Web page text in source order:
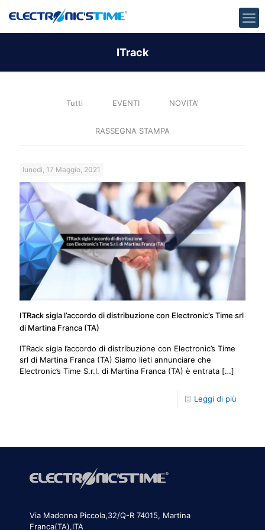
ITrack
Tutti EVENTI NOVITA'
RASSEGNA STAMPA
lunedì, 17 Maggio, 2021
ITRack sigla l’accordo di distribuzione con Electronic’s Time srl
di Martina Franca (TA)
ITRack sigla l’accordo di distribuzione con Electronic’s Time
srl di Martina Franca (TA) Siamo lieti annunciare che
Electronic’s Time S.r.l. di Martina Franca (TA) è entrata […]
Leggi di più
Via Madonna Piccola,32/Q-R 74015, Martina
Franca(TA),ITA